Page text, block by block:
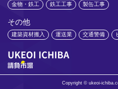
金物・鉄工 鉄工工事 製缶工事
その他
建築資材搬入 運送業 交通警備
Copyright © ukeoi-